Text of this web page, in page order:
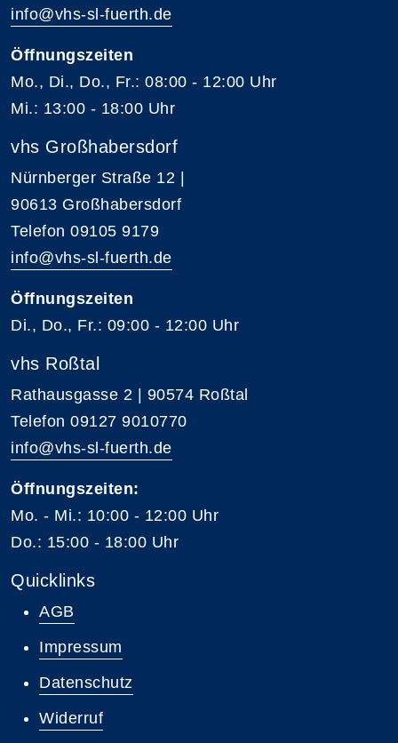
info@vhs-sl-fuerth.de
Öffnungszeiten
Mo., Di., Do., Fr.: 08:00 - 12:00 Uhr
Mi.: 13:00 - 18:00 Uhr
vhs Großhabersdorf
Nürnberger Straße 12 |
90613 Großhabersdorf
Telefon 09105 9179
info@vhs-sl-fuerth.de
Öffnungszeiten
Di., Do., Fr.: 09:00 - 12:00 Uhr
vhs Roßtal
Rathausgasse 2 | 90574 Roßtal
Telefon 09127 9010770
info@vhs-sl-fuerth.de
Öffnungszeiten:
Mo. - Mi.: 10:00 - 12:00 Uhr
Do.: 15:00 - 18:00 Uhr
Quicklinks
AGB
Impressum
Datenschutz
Widerruf